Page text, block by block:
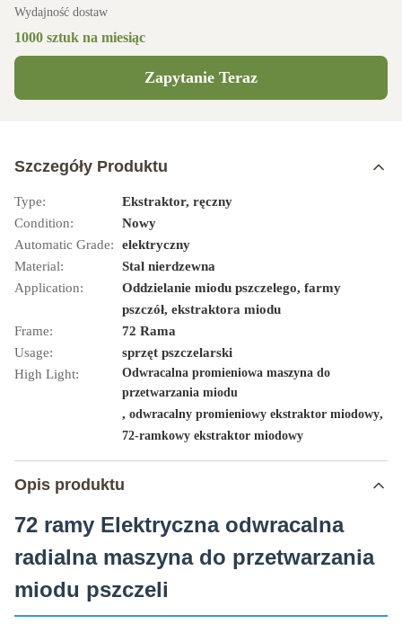
Wydajność dostaw
1000 sztuk na miesiąc
Zapytanie Teraz
Szczegóły Produktu
Type:
Ekstraktor, ręczny
Condition:
Nowy
Automatic Grade:
elektryczny
Material:
Stal nierdzewna
Application:
Oddzielanie miodu pszczelego, farmy
pszczół, ekstraktora miodu
Frame:
72 Rama
Usage:
sprzęt pszczelarski
High Light:
Odwracalna promieniowa maszyna do
przetwarzania miodu
, odwracalny promieniowy ekstraktor miodowy,
72-ramkowy ekstraktor miodowy
Opis produktu
72 ramy Elektryczna odwracalna
radialna maszyna do przetwarzania
miodu pszczeli